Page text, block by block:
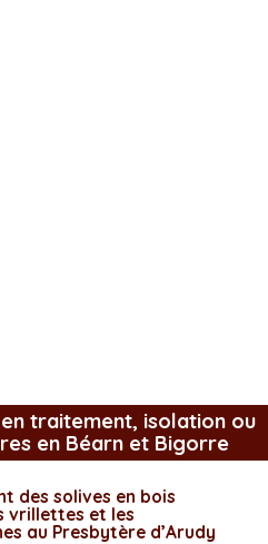
traitement, isolation ou
en Béarn et Bigorre
des solives en bois
vrillettes et les
au Presbytère d’Arudy